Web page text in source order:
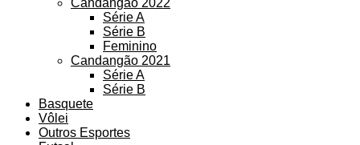
Candangão 2022
Série A
Série B
Feminino
Candangão 2021
Série A
Série B
Basquete
Vôlei
Outros Esportes